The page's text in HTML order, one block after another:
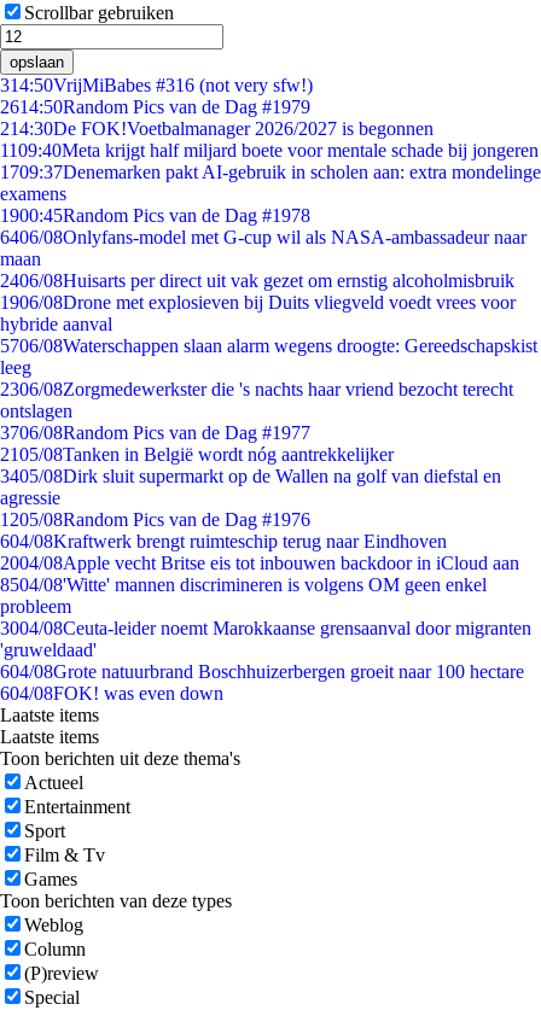
Scrollbar gebruiken
opslaan
314:50VrijMiBabes #316 (not very sfw!)
2614:50Random Pics van de Dag #1979
214:30De FOK!Voetbalmanager 2026/2027 is begonnen
1109:40Meta krijgt half miljard boete voor mentale schade bij jongeren
1709:37Denemarken pakt AI-gebruik in scholen aan: extra mondelinge
examens
1900:45Random Pics van de Dag #1978
6406/08Onlyfans-model met G-cup wil als NASA-ambassadeur naar
maan
2406/08Huisarts per direct uit vak gezet om ernstig alcoholmisbruik
1906/08Drone met explosieven bij Duits vliegveld voedt vrees voor
hybride aanval
5706/08Waterschappen slaan alarm wegens droogte: Gereedschapskist
leeg
2306/08Zorgmedewerkster die 's nachts haar vriend bezocht terecht
ontslagen
3706/08Random Pics van de Dag #1977
2105/08Tanken in België wordt nóg aantrekkelijker
3405/08Dirk sluit supermarkt op de Wallen na golf van diefstal en
agressie
1205/08Random Pics van de Dag #1976
604/08Kraftwerk brengt ruimteschip terug naar Eindhoven
2004/08Apple vecht Britse eis tot inbouwen backdoor in iCloud aan
8504/08'Witte' mannen discrimineren is volgens OM geen enkel
probleem
3004/08Ceuta-leider noemt Marokkaanse grensaanval door migranten
'gruweldaad'
604/08Grote natuurbrand Boschhuizerbergen groeit naar 100 hectare
604/08FOK! was even down
Laatste items
Laatste items
Toon berichten uit deze thema's
Actueel
Entertainment
Sport
Film & Tv
Games
Toon berichten van deze types
Weblog
Column
(P)review
Special